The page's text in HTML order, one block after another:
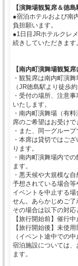
【演舞場観覧席＆徳
●宿泊ホテルおよび南
負担願います。
●1日目JRホテルクレ
続きしていただきます
【南内町演舞場観覧席
・観覧席は南内町演
（JR徳島駅より徒歩約
・受付の場所、注意
いたします。
・南内町演舞場（有
席のご希望はお受けで
・また、同一グルー
・本席は貸切ではご
ります。
・南内町演舞場内で
ます。
・悪天候や大規模な
予想されている場合等
イベントを中止する
せん。あらかじめご了
その場合は以下の対応
【旅行開始前】催行
【旅行開始後】未使
（イベント途中での
宿泊施設については
ます。